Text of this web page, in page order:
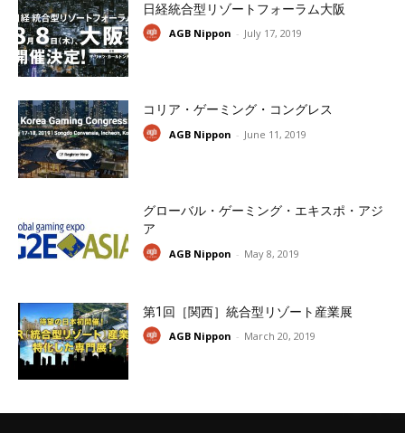
日経統合型リゾートフォーラム大阪
AGB Nippon - July 17, 2019
コリア・ゲーミング・コングレス
AGB Nippon - June 11, 2019
グローバル・ゲーミング・エキスポ・アジ
ア
AGB Nippon - May 8, 2019
第1回［関西］統合型リゾート産業展
AGB Nippon - March 20, 2019